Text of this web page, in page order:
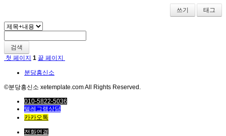
쓰기 태그
검색
첫 페이지 1 끝 페이지
분당흥신소
©분당흥신소 xetemplate.com All Rights Reserved.
010-5822-5036
텔레그램상담
카카오톡
전화연결